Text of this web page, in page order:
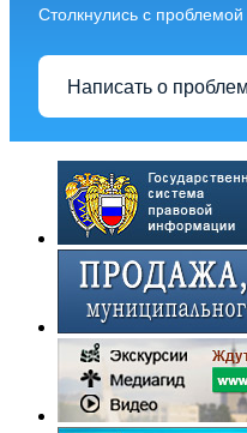
Столкнулись с
Написать о